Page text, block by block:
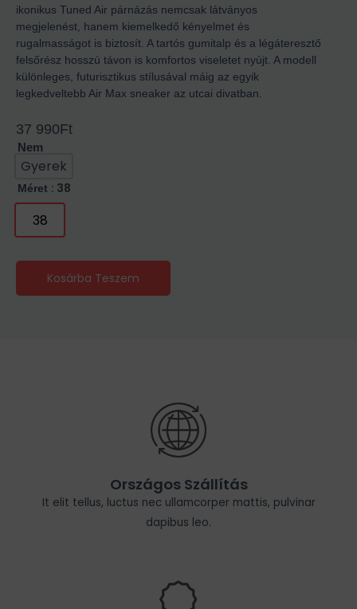
ikonikus Tuned Air párnázás nemcsak látványos
megjelenést, hanem kiemelkedő kényelmet és
rugalmasságot is biztosít. A tartós gumitalp és a légáteresztő
felsőrész hosszú távon is komfortos viseletet nyújt. A modell
különleges, futurisztikus stílusával máig az egyik
legkedveltebb Air Max sneaker az utcai divatban.
37 990Ft
Nem
Gyerek
Méret : 38
38
Kosárba Teszem
Országos Szállítás
It elit tellus, luctus nec ullamcorper mattis, pulvinar
dapibus leo.